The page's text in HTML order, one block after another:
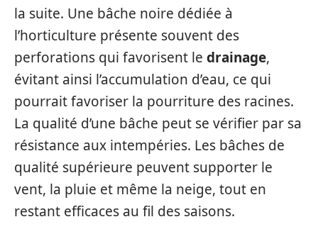
la suite. Une bâche noire dédiée à
l’horticulture présente souvent des
perforations qui favorisent le drainage,
évitant ainsi l’accumulation d’eau, ce qui
pourrait favoriser la pourriture des racines.
La qualité d’une bâche peut se vérifier par sa
résistance aux intempéries. Les bâches de
qualité supérieure peuvent supporter le
vent, la pluie et même la neige, tout en
restant efficaces au fil des saisons.